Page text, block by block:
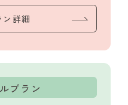
プラン
詳細